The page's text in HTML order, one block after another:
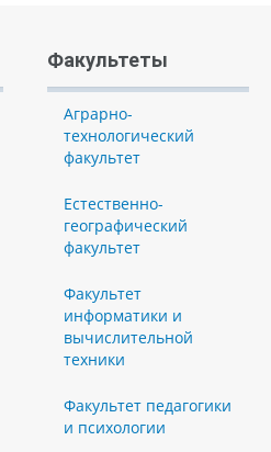
Факультеты
Аграрно-
технологический
факультет
Естественно-
географический
факультет
Факультет
информатики и
вычислительной
техники
Факультет педагогики
и психологии